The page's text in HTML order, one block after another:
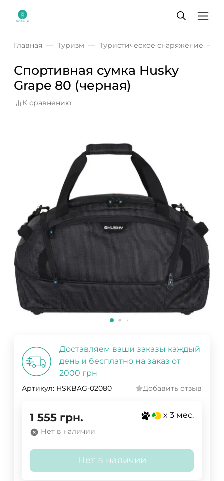
Главная Туризм Туристическое снаряжение
Спортивная сумка Husky
Grape 80 (черная)
К сравнению
Доставляем ваши заказы каждый
день и бесплатно на заказ от
2000 грн
Артикул: HSKBAG-02080 Добавить отзыв
1 555 грн. x 3 мес.
Нет в наличии
Нет в наличии